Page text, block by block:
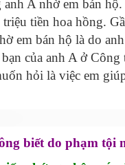
A nhờ em bán
tiền hoa hồng.
em bán hộ là do
của anh A ở
hỏi là việc em
biết do phạm tội